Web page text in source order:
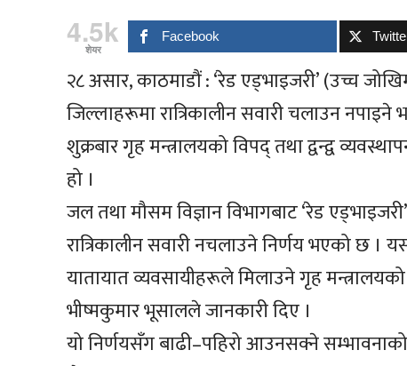
4.5k
शेयर
Facebook
२८ असार, काठमाडौं : ‘रेड एड्भाइजरी’ (उच्च
जिल्लाहरूमा रात्रिकालीन सवारी चलाउन नपाइने
शुक्रबार गृह मन्त्रालयको विपद् तथा द्वन्द्व
हो ।
जल तथा मौसम विज्ञान विभागबाट ‘रेड
रात्रिकालीन सवारी नचलाउने निर्णय भएको छ ।
यातायात व्यवसायीहरूले मिलाउने गृह मन्त्रालयको
भीष्मकुमार भूसालले जानकारी दिए ।
यो निर्णयसँग बाढी–पहिरो आउनसक्ने